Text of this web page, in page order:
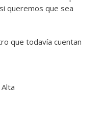
queremos que sea
que todavía cuentan